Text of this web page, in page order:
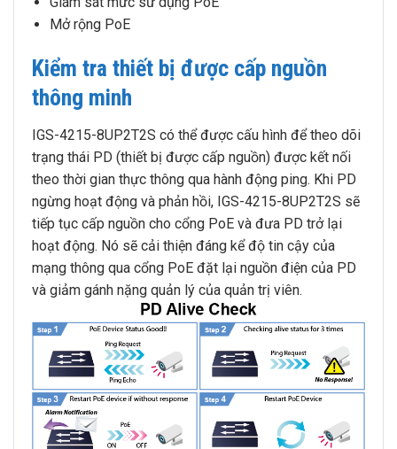
Mở rộng PoE
Kiểm tra thiết bị được cấp nguồn
thông minh
IGS-4215-8UP2T2S có thể được cấu hình để theo dõi
trạng thái PD (thiết bị được cấp nguồn) được kết nối
theo thời gian thực thông qua hành động ping. Khi PD
ngừng hoạt động và phản hồi, IGS-4215-8UP2T2S sẽ
tiếp tục cấp nguồn cho cổng PoE và đưa PD trở lại
hoạt động. Nó sẽ cải thiện đáng kể độ tin cậy của
mạng thông qua cổng PoE đặt lại nguồn điện của PD
và giảm gánh nặng quản lý của quản trị viên.